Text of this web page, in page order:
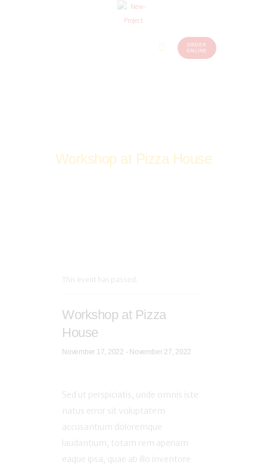
ORDER
ONLINE
Workshop at Pizza House
This event has passed.
Workshop at Pizza
House
November 17, 2022 - November 27, 2022
Sed ut perspiciatis, unde omnis iste
natus error sit voluptatem
accusantium doloremque
laudantium, totam rem aperiam
eaque ipsa, quae ab illo inventore